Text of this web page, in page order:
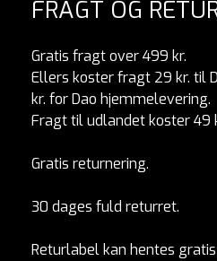
FRAGT OG
Gratis fragt over 499 kr.
Ellers koster fragt 29 kr. til
kr. for Dao hjemmelevering.
Fragt til udlandet koster 49
Gratis returnering.
30 dages fuld returret.
Returlabel kan hentes